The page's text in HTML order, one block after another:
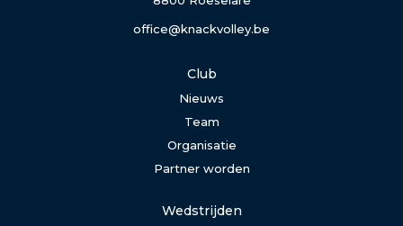
office@knackvolley.be
Club
Nieuws
Team
Organisatie
Partner worden
Wedstrijden